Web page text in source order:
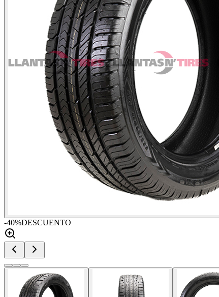
-40%DESCUENTO